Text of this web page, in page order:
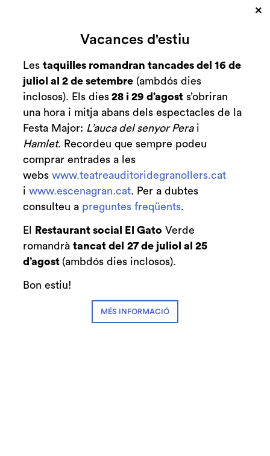
Club de Patrocini i Mecenatge del Teatre
Auditori de Granollers i de l’Orquestra de
Vacances d'estiu
Lestaquilles romandran tancades del 16 de
juliol al 2 de setembre (ambdós dies
inclosos). Els dies 28 i 29 d’agost s’obriran
una hora i mitja abans dels espectacles de la
Festa Major: L’auca del senyor Perai
Hamlet. Recordeu que sempre podeu
comprar entrades a les
webswww.teatreauditoridegranollers.cat
iwww.escenagran.cat. Per a dubtes
consulteu a preguntes freqüents.
El Restaurant social El Gato Verde
romandràtancat del 27 de juliol al 25
d’agost (ambdós dies inclosos).
Bon estiu!
MÉS INFORMACIÓ
×